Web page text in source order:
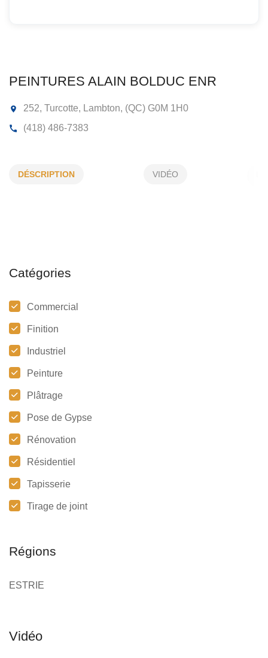
PEINTURES ALAIN BOLDUC ENR
DÉSCRIPTION VIDÉO
Catégories
Commercial
Finition
Industriel
Peinture
Plâtrage
Pose de Gypse
Rénovation
Résidentiel
Tapisserie
Tirage de joint
Régions
ESTRIE